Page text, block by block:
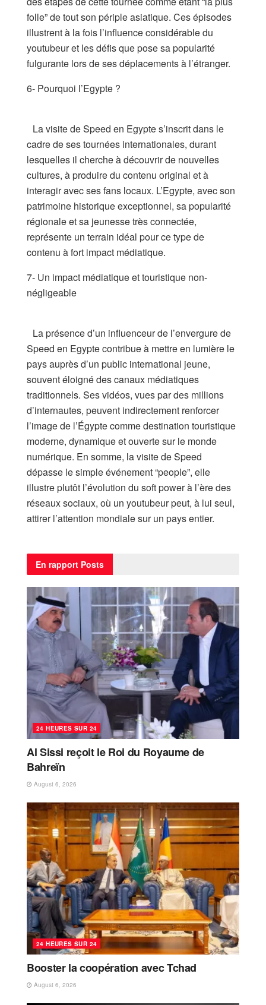
folle” de tout son périple asiatique. Ces épisodes
illustrent à la fois l’influence considérable du
youtubeur et les défis que pose sa popularité
fulgurante lors de ses déplacements à l’étranger.
6- Pourquoi l’Egypte ?
La visite de Speed en Egypte s’inscrit dans le
cadre de ses tournées internationales, durant
lesquelles il cherche à découvrir de nouvelles
cultures, à produire du contenu original et à
interagir avec ses fans locaux. L’Egypte, avec son
patrimoine historique exceptionnel, sa popularité
régionale et sa jeunesse très connectée,
représente un terrain idéal pour ce type de
contenu à fort impact médiatique.
7- Un impact médiatique et touristique non-
négligeable
La présence d’un influenceur de l’envergure de
Speed en Egypte contribue à mettre en lumière le
pays auprès d’un public international jeune,
souvent éloigné des canaux médiatiques
traditionnels. Ses vidéos, vues par des millions
d’internautes, peuvent indirectement renforcer
l’image de l’Égypte comme destination touristique
moderne, dynamique et ouverte sur le monde
numérique. En somme, la visite de Speed
dépasse le simple événement “people”, elle
illustre plutôt l’évolution du soft power à l’ère des
réseaux sociaux, où un youtubeur peut, à lui seul,
attirer l’attention mondiale sur un pays entier.
En rapport Posts
24 HEURES SUR 24
Al Sissi reçoit le Roi du Royaume de
Bahreïn
August 6, 2026
24 HEURES SUR 24
Booster la coopération avec Tchad
August 6, 2026